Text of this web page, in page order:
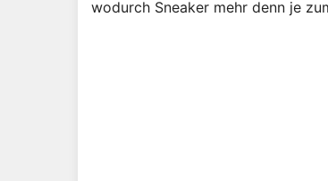
wodurch Sneaker mehr denn je